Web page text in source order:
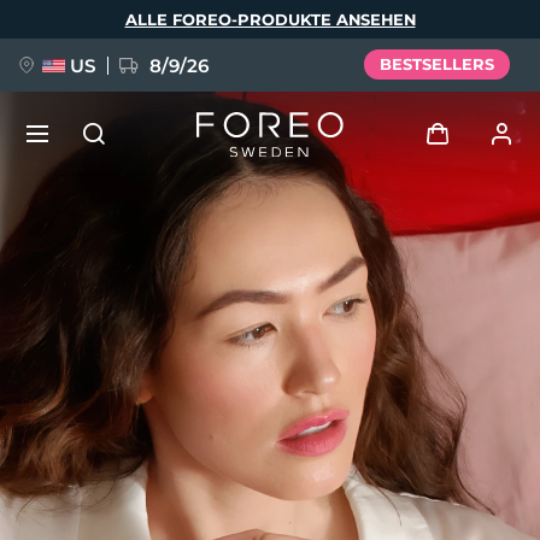
ALLE FOREO-PRODUKTE ANSEHEN
US 8/9/26 BESTSELLERS
Anmelden
Benutzerkonto
Meine Geräte
Meine Bestellungen
Meine Adressen
Meine Abonnements
FAQ™ Pure Beauty-Tech Elixir
BREAKING NEWS
issa™ Teeth Whitening Set
Sprache
English Deutsch
Español
Français
Português
Polski
Svenska
Русский
Türkçe
简体中文 繁體中文